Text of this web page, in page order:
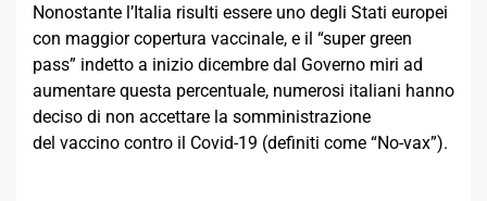
Nonostante l’Italia risulti essere uno degli Stati europei
con maggior copertura vaccinale, e il “super green
pass” indetto a inizio dicembre dal Governo miri ad
aumentare questa percentuale, numerosi italiani hanno
deciso di non accettare la somministrazione
del vaccino contro il Covid-19 (definiti come “No-vax”).